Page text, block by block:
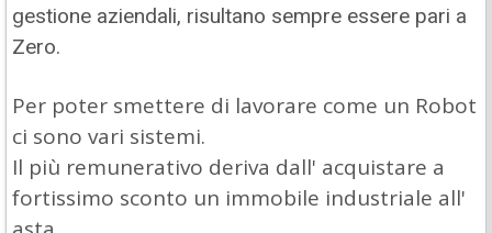
gestione aziendali, risultano sempre essere pari a
Zero.
Per poter smettere di lavorare come un Robot
ci sono vari sistemi.
Il più remunerativo deriva dall' acquistare a
fortissimo sconto un immobile industriale all'